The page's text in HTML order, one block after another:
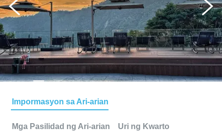
Impormasyon sa Ari-arian
Mga Pasilidad ng Ari-arian Uri ng Kwarto